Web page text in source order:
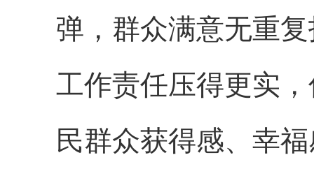
弹，群众满意无重
工作责任压得更实
民群众获得感、幸